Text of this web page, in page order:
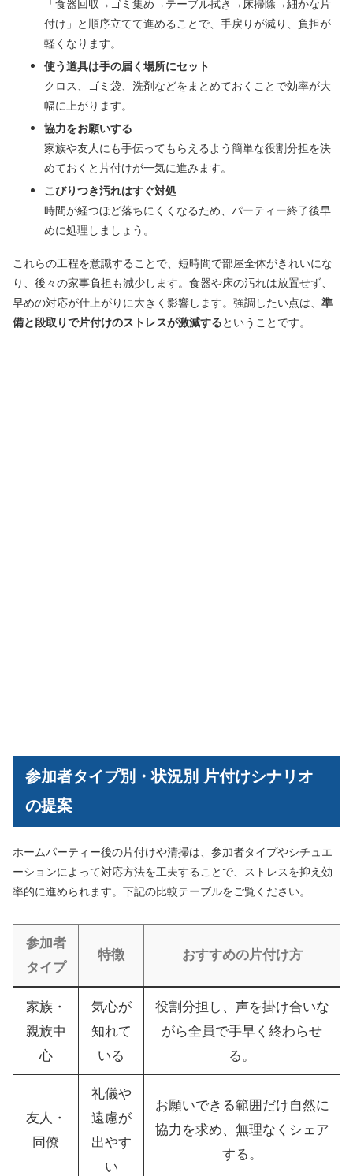
「食器回収→ゴミ集め→テーブル拭き→床掃除→細かな片
付け」と順序立てて進めることで、手戻りが減り、負担が
軽くなります。
使う道具は手の届く場所にセット
クロス、ゴミ袋、洗剤などをまとめておくことで効率が大
幅に上がります。
協力をお願いする
家族や友人にも手伝ってもらえるよう簡単な役割分担を決
めておくと片付けが一気に進みます。
こびりつき汚れはすぐ対処
時間が経つほど落ちにくくなるため、パーティー終了後早
めに処理しましょう。
これらの工程を意識することで、短時間で部屋全体がきれいにな
り、後々の家事負担も減少します。食器や床の汚れは放置せず、
早めの対応が仕上がりに大きく影響します。強調したい点は、 準
備と段取りで片付けのストレスが激減するということです。
参加者タイプ別・状況別 片付けシナリオ
の提案
ホームパーティー後の片付けや清掃は、参加者タイプやシチュエ
ーションによって対応方法を工夫することで、ストレスを抑え効
率的に進められます。下記の比較テーブルをご覧ください。
参加者
タイプ
特徴 おすすめの片付け方
家族・
親族中
心
気心が
知れて
いる
役割分担し、声を掛け合いな
がら全員で手早く終わらせ
る。
友人・
同僚
礼儀や
遠慮が
出やす
い
お願いできる範囲だけ自然に
協力を求め、無理なくシェア
する。